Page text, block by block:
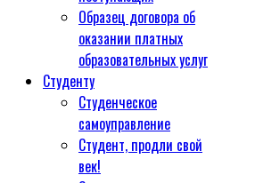
Образец договора об
оказании платных
образовательных услуг
Студенту
Студенческое
самоуправление
Студент, продли свой
век!